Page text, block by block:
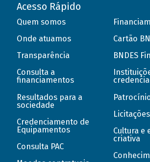
Acesso Rápido
Quem somos
Onde atuamos
Transparência
Consulta a
financiamentos
Resultados para a
sociedade
Credenciamento de
Equipamentos
Consulta PAC
Cartão
BNDES
Licitações
Cultura e
criativa